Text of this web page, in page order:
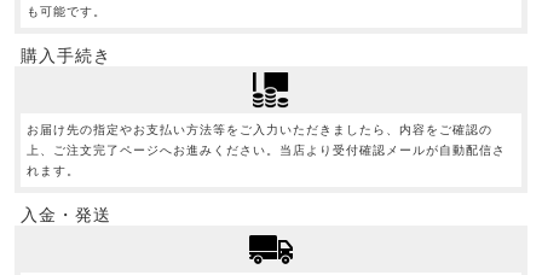
も可能です。
購入手続き
お届け先の指定やお支払い方法等をご入力いただきましたら、内容をご確認の
上、ご注文完了ページへお進みください。当店より受付確認メールが自動配信さ
れます。
入金・発送